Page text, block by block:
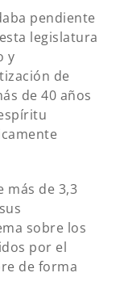
pendiente
legislatura
y
de
de 40 años
más de 3,3
sobre los
por el
de forma